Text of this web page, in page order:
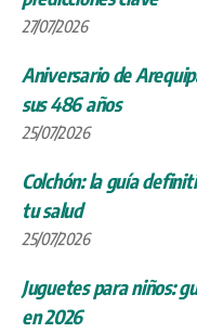
27/07/2026
Aniversario de
sus 486 años
25/07/2026
Colchón: la guía
tu salud
25/07/2026
Juguetes para niños:
en 2026